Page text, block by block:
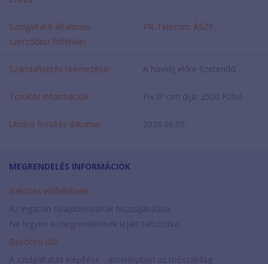
Szolgáltató általános
szerződési feltételei:
PR-Telecom ÁSZF
Számlafizetés ütemezése: A havidíj előre fizetendő.
További információk: Fix IP cím díja: 2500 Ft/hó
Utolsó frissítés dátuma: 2026.06.05.
MEGRENDELÉS INFORMÁCIÓK
Bekötés előfeltételei:
Bekötési idő: